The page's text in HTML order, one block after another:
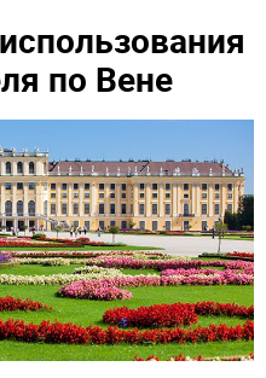
по Вене